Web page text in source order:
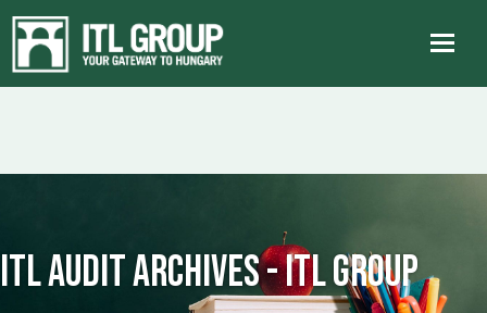
ITL Audit Archives - ITL Group